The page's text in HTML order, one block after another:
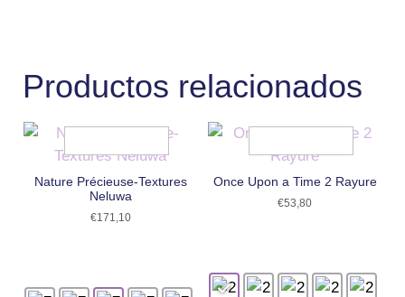
Productos relacionados
Nature Précieuse-Textures
Neluwa
€171,10
Once Upon a Time 2 Rayure
€53,80